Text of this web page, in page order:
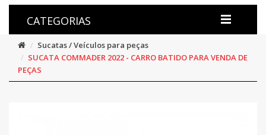
CATEGORIAS
Sucatas / Veículos para peças
SUCATA COMMADER 2022 - CARRO BATIDO PARA VENDA DE
PEÇAS